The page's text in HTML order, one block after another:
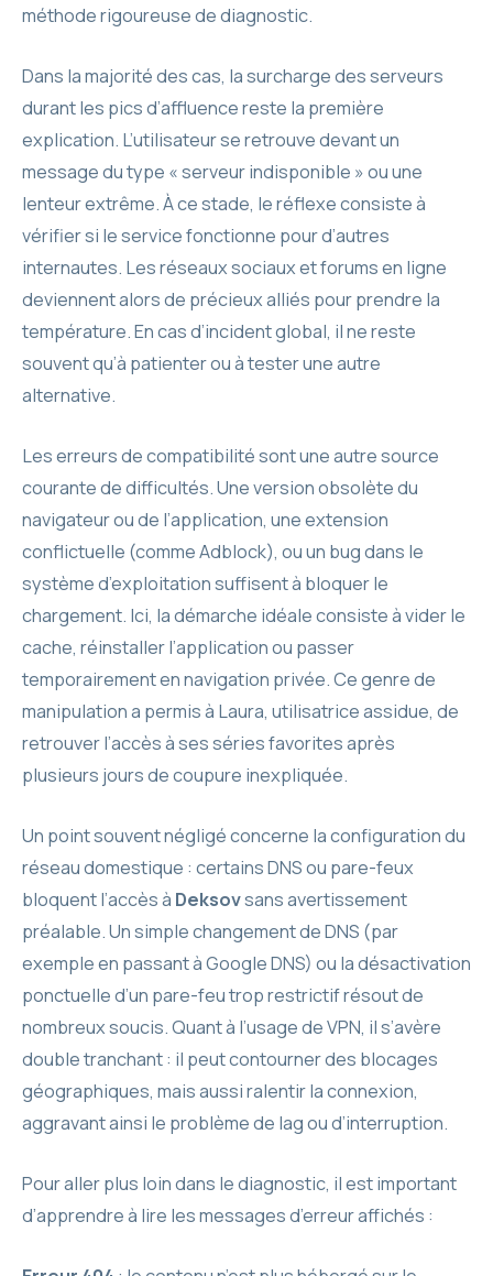
méthode rigoureuse de diagnostic.
Dans la majorité des cas, la surcharge des serveurs
durant les pics d’affluence reste la première
explication. L’utilisateur se retrouve devant un
message du type « serveur indisponible » ou une
lenteur extrême. À ce stade, le réflexe consiste à
vérifier si le service fonctionne pour d’autres
internautes. Les réseaux sociaux et forums en ligne
deviennent alors de précieux alliés pour prendre la
température. En cas d’incident global, il ne reste
souvent qu’à patienter ou à tester une autre
alternative.
Les erreurs de compatibilité sont une autre source
courante de difficultés. Une version obsolète du
navigateur ou de l’application, une extension
conflictuelle (comme Adblock), ou un bug dans le
système d’exploitation suffisent à bloquer le
chargement. Ici, la démarche idéale consiste à vider le
cache, réinstaller l’application ou passer
temporairement en navigation privée. Ce genre de
manipulation a permis à Laura, utilisatrice assidue, de
retrouver l’accès à ses séries favorites après
plusieurs jours de coupure inexpliquée.
Un point souvent négligé concerne la configuration du
réseau domestique : certains DNS ou pare-feux
bloquent l’accès à Deksovsans avertissement
préalable. Un simple changement de DNS (par
exemple en passant à Google DNS) ou la désactivation
ponctuelle d’un pare-feu trop restrictif résout de
nombreux soucis. Quant à l’usage de VPN, il s’avère
double tranchant : il peut contourner des blocages
géographiques, mais aussi ralentir la connexion,
aggravant ainsi le problème de lag ou d’interruption.
Pour aller plus loin dans le diagnostic, il est important
d’apprendre à lire les messages d’erreur affichés :